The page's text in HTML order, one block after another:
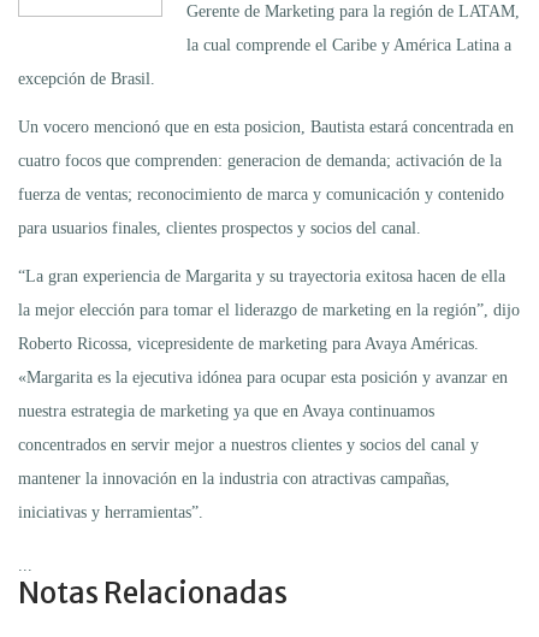
Gerente de Marketing para la región de LATAM,
la cual comprende el Caribe y América Latina a
excepción de Brasil.
Un vocero mencionó que en esta posicion, Bautista estará concentrada en
cuatro focos que comprenden: generacion de demanda; activación de la
fuerza de ventas; reconocimiento de marca y comunicación y contenido
para usuarios finales, clientes prospectos y socios del canal.
“La gran experiencia de Margarita y su trayectoria exitosa hacen de ella
la mejor elección para tomar el liderazgo de marketing en la región”, dijo
Roberto Ricossa, vicepresidente de marketing para Avaya Américas.
«Margarita es la ejecutiva idónea para ocupar esta posición y avanzar en
nuestra estrategia de marketing ya que en Avaya continuamos
concentrados en servir mejor a nuestros clientes y socios del canal y
mantener la innovación en la industria con atractivas campañas,
iniciativas y herramientas”.
Notas Relacionadas